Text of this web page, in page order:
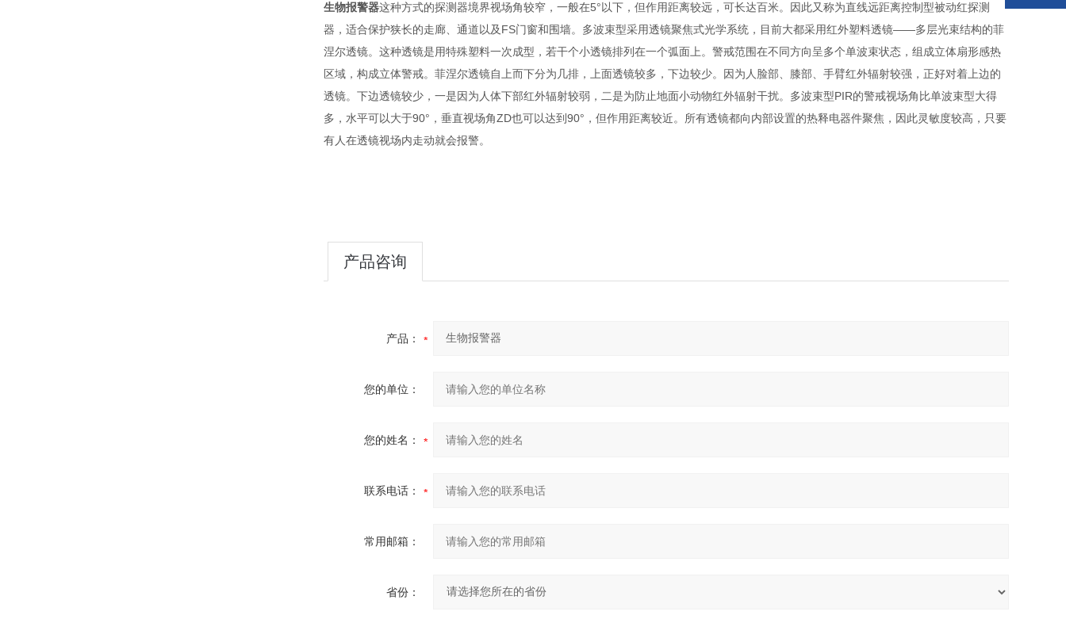
生物报警器这种方式的探测器境界视场角较窄，一般在5°以下，但作用距离较远，可长达百米。因此又称为直线远距离控制型被动红探测
器，适合保护狭长的走廊、通道以及FS门窗和围墙。多波束型采用透镜聚焦式光学系统，目前大都采用红外塑料透镜——多层光束结构的菲
涅尔透镜。这种透镜是用特殊塑料一次成型，若干个小透镜排列在一个弧面上。警戒范围在不同方向呈多个单波束状态，组成立体扇形感热
区域，构成立体警戒。菲涅尔透镜自上而下分为几排，上面透镜较多，下边较少。因为人脸部、膝部、手臂红外辐射较强，正好对着上边的
透镜。下边透镜较少，一是因为人体下部红外辐射较弱，二是为防止地面小动物红外辐射干扰。多波束型PIR的警戒视场角比单波束型大得
多，水平可以大于90°，垂直视场角ZD也可以达到90°，但作用距离较近。所有透镜都向内部设置的热释电器件聚焦，因此灵敏度较高，只要
有人在透镜视场内走动就会报警。
产品咨询
产品：
您的单位：
您的姓名：
联系电话：
常用邮箱：
省份：